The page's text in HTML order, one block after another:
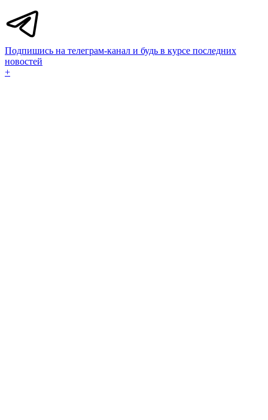
Подпишись на телеграм-канал и будь в курсе последних
новостей
+